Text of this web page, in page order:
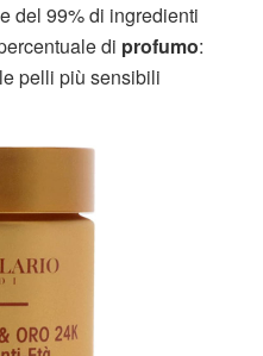
del 99% di ingredienti
di profumo:
pelli più sensibili